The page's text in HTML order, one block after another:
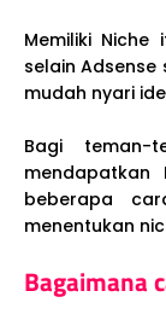
Memiliki
selain
mudah nyari
Bagi
mendapatkan
beberapa
menentukan
Bagaimana